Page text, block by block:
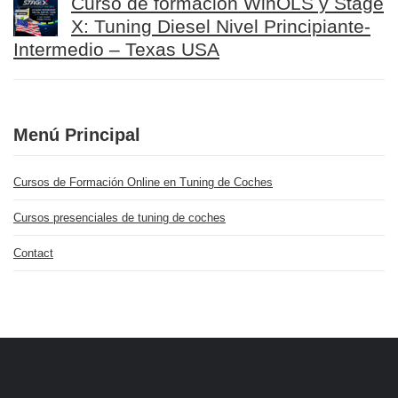
X: Tuning Diesel Nivel Principiante-
Intermedio – Texas USA
Menú Principal
Cursos de Formación Online en Tuning de Coches
Cursos presenciales de tuning de coches
Contact